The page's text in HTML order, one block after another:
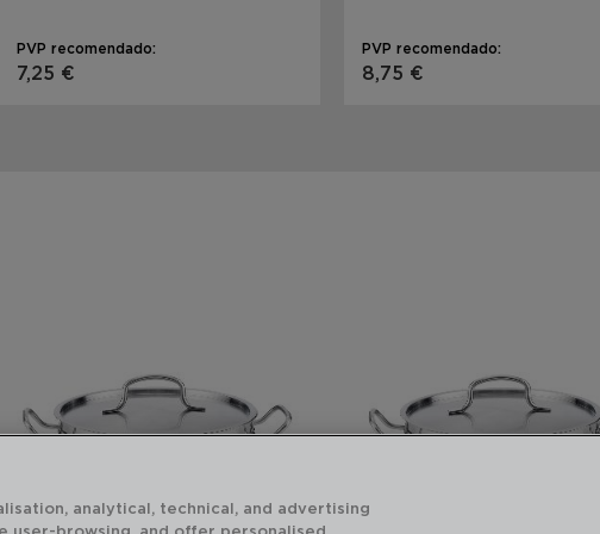
PVP recomendado:
7,25 €
PVP recomendado:
8,75 €
analytical, technical, and advertising